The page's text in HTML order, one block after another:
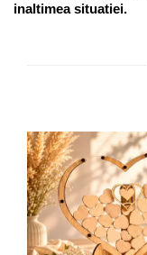
inaltimea situatiei.